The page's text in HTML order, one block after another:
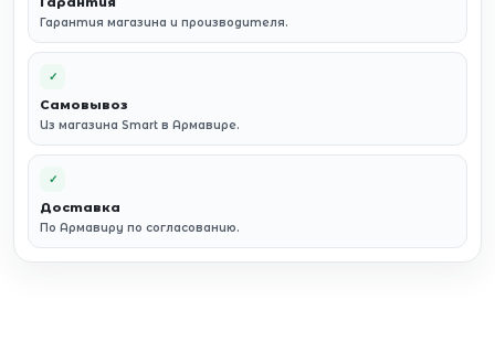
Гарантия магазина и производителя.
✓
Самовывоз
Из магазина Smart в Армавире.
✓
Доставка
По Армавиру по согласованию.